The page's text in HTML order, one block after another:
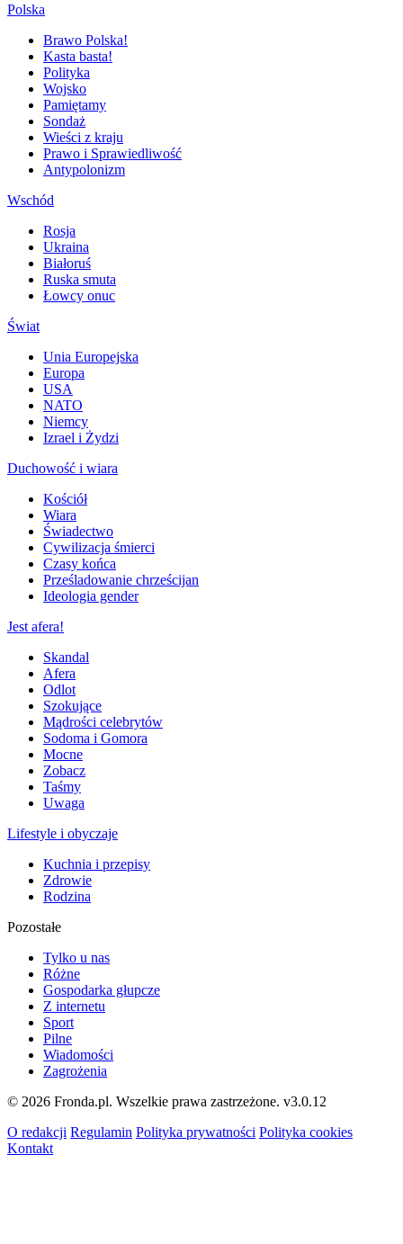
Polska
Brawo Polska!
Kasta basta!
Polityka
Wojsko
Pamiętamy
Sondaż
Wieści z kraju
Prawo i Sprawiedliwość
Antypolonizm
Wschód
Rosja
Ukraina
Białoruś
Ruska smuta
Łowcy onuc
Świat
Unia Europejska
Europa
USA
NATO
Niemcy
Izrael i Żydzi
Duchowość i wiara
Kościół
Wiara
Świadectwo
Cywilizacja śmierci
Czasy końca
Prześladowanie chrześcijan
Ideologia gender
Jest afera!
Skandal
Afera
Odlot
Szokujące
Mądrości celebrytów
Sodoma i Gomora
Mocne
Zobacz
Taśmy
Uwaga
Lifestyle i obyczaje
Kuchnia i przepisy
Zdrowie
Rodzina
Pozostałe
Tylko u nas
Różne
Gospodarka głupcze
Z internetu
Sport
Pilne
Wiadomości
Zagrożenia
© 2026 Fronda.pl. Wszelkie prawa zastrzeżone. v3.0.12
O redakcji Regulamin Polityka prywatności Polityka cookies
Kontakt